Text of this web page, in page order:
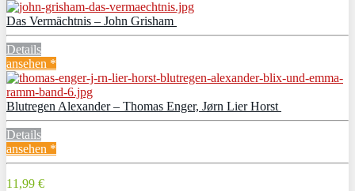
Das Vermächtnis – John Grisham
Details
ansehen *
Blutregen Alexander – Thomas Enger, Jørn Lier Horst
Details
ansehen *
11,99 €